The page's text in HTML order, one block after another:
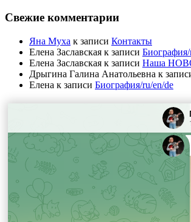
Свежие комментарии
Яна Муха к записи Контакты
Елена Заславская к записи Биография/
Елена Заславская к записи Наша
Дрыгина Галина Анатольевна к
Елена к записи Биография/ru/en/de